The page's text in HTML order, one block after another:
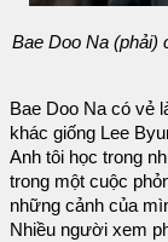
Bae Doo Na (phải)
Bae Doo Na có vẻ
khác giống Lee
Anh tôi học trong
trong một cuộc
những cảnh của
Nhiều người xem